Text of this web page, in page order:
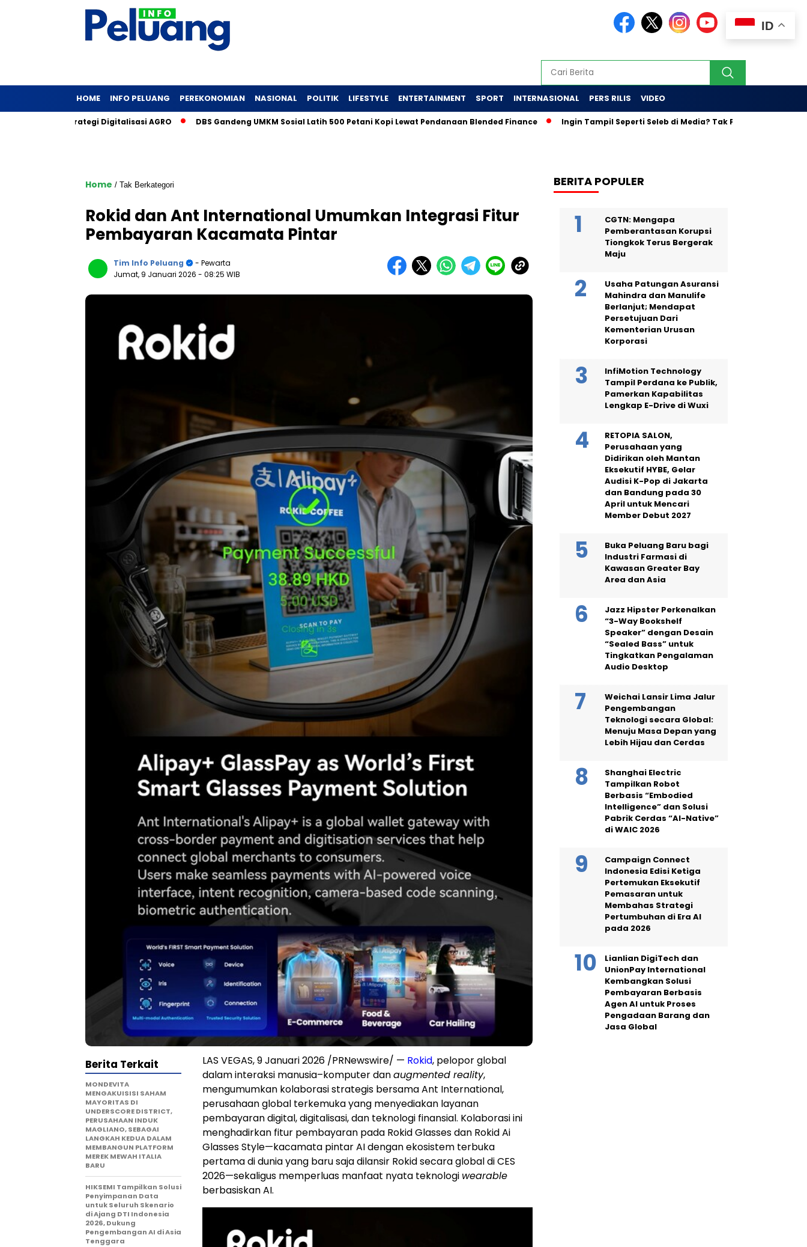
HOME INFO PELUANG PEREKONOMIAN NASIONAL POLITIK LIFESTYLE ENTERTAINMENT SPORT INTERNASIONAL PERS RILIS VIDEO
Ini Strategi Digitalisasi AGRO DBS Gandeng UMKM Sosial Latih 500 Petani Kopi Lewat Pendanaan Blended Finance Ingin Tampil Seperti Seleb di Media? Tak Percaya Diri Bertemu
Home / Tak Berkategori
Rokid dan Ant International Umumkan Integrasi Fitur
Pembayaran Kacamata Pintar
Tim Info Peluang
- Pewarta
Jumat, 9 Januari 2026 - 08:25 WIB
LAS VEGAS, 9 Januari 2026 /PRNewswire/ — Rokid, pelopor global
dalam interaksi manusia–komputer danaugmented reality,
mengumumkan kolaborasi strategis bersama Ant International,
perusahaan global terkemuka yang menyediakan layanan
pembayaran digital, digitalisasi, dan teknologi finansial. Kolaborasi ini
menghadirkan fitur pembayaran pada Rokid Glasses dan Rokid Ai
Glasses Style—kacamata pintar AI dengan ekosistem terbuka
pertama di dunia yang baru saja dilansir Rokid secara global di CES
2026—sekaligus memperluas manfaat nyata teknologi wearable
berbasiskan AI.
Berita Terkait
MONDEVITA
MENGAKUISISI SAHAM
MAYORITAS DI
UNDERSCORE DISTRICT,
PERUSAHAAN INDUK
MAGLIANO, SEBAGAI
LANGKAH KEDUA DALAM
MEMBANGUN PLATFORM
MEREK MEWAH ITALIA
BARU
HIKSEMI Tampilkan Solusi
Penyimpanan Data
untuk Seluruh Skenario
di Ajang DTI Indonesia
2026, Dukung
Pengembangan AI di Asia
Tenggara
BERITA POPULER
CGTN: Mengapa
Pemberantasan Korupsi
Tiongkok Terus Bergerak
Maju
Usaha Patungan Asuransi
Mahindra dan Manulife
Berlanjut; Mendapat
Persetujuan Dari
Kementerian Urusan
Korporasi
InfiMotion Technology
Tampil Perdana ke Publik,
Pamerkan Kapabilitas
Lengkap E-Drive di Wuxi
RETOPIA SALON,
Perusahaan yang
Didirikan oleh Mantan
Eksekutif HYBE, Gelar
Audisi K-Pop di Jakarta
dan Bandung pada 30
April untuk Mencari
Member Debut 2027
Buka Peluang Baru bagi
Industri Farmasi di
Kawasan Greater Bay
Area dan Asia
Jazz Hipster Perkenalkan
“3-Way Bookshelf
Speaker” dengan Desain
“Sealed Bass” untuk
Tingkatkan Pengalaman
Audio Desktop
Weichai Lansir Lima Jalur
Pengembangan
Teknologi secara Global:
Menuju Masa Depan yang
Lebih Hijau dan Cerdas
Shanghai Electric
Tampilkan Robot
Berbasis “Embodied
Intelligence” dan Solusi
Pabrik Cerdas “AI-Native”
di WAIC 2026
Campaign Connect
Indonesia Edisi Ketiga
Pertemukan Eksekutif
Pemasaran untuk
Membahas Strategi
Pertumbuhan di Era AI
pada 2026
Lianlian DigiTech dan
UnionPay International
Kembangkan Solusi
Pembayaran Berbasis
Agen AI untuk Proses
Pengadaan Barang dan
Jasa Global
ID